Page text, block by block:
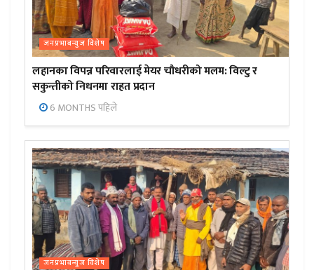
जनप्रभाबन्युज विशेष
लहानका विपन्न परिवारलाई मेयर चौधरीको मलम: विल्टु र
सकुन्तीको निधनमा राहत प्रदान
6 MONTHS पहिले
जनप्रभाबन्युज विशेष